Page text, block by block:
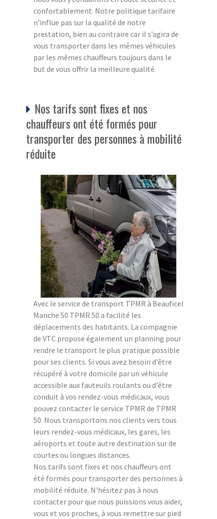
confortablement. Notre politique tarifaire
n’influe pas sur la qualité de notre
prestation, bien au contraire car il s’agira de
vous transporter dans les mêmes véhicules
par les mêmes chauffeurs toujours dans le
but de vous offrir la meilleure qualité.
Nos tarifs sont fixes et nos
chauffeurs ont été formés pour
transporter des personnes à mobilité
réduite
Avec le service de transport TPMR à Beauficel
Manche 50 TPMR 50 a facilité les
déplacements des habitants. La compagnie
de VTC propose également un planning pour
rendre le transport le plus pratique possible
pour ses clients. Si vous avez besoin d'être
récupéré à votre domicile par un véhicule
accessible aux fauteuils roulants ou d'être
conduit à vos rendez-vous médicaux, vous
pouvez contacter le service TPMR de TPMR
50. Nous transportons nos clients vers tous
leurs rendez-vous médicaux, les gares, les
aéroports et toute autre destination sur de
courtes ou longues distances.
Nos tarifs sont fixes et nos chauffeurs ont
été formés pour transporter des personnes à
mobilité réduite. N'hésitez pas à nous
contacter pour que nous puissions vous aider,
vous et vos proches, à vous remettre sur pied